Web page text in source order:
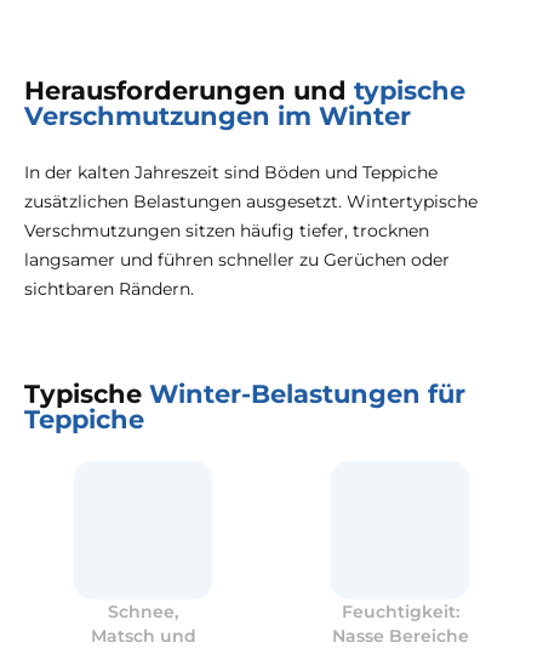
Herausforderungen und typische
Verschmutzungen im Winter
In der kalten Jahreszeit sind Böden und Teppiche
zusätzlichen Belastungen ausgesetzt. Wintertypische
Verschmutzungen sitzen häufig tiefer, trocknen
langsamer und führen schneller zu Gerüchen oder
sichtbaren Rändern.
Typische Winter-Belastungen für
Teppiche
Schnee,
Matsch und
Feuchtigkeit:
Nasse Bereiche